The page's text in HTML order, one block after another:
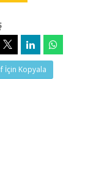
İçin Kopyala